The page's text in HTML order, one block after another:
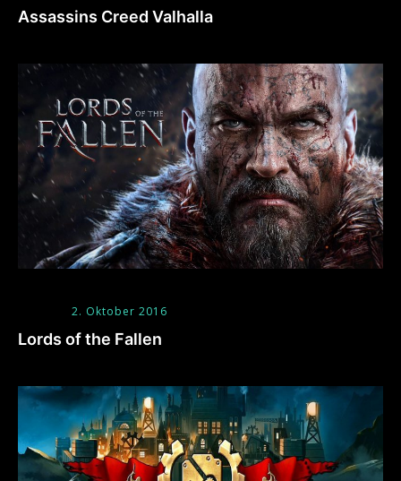
Assassins Creed Valhalla
2. Oktober 2016
Lords of the Fallen